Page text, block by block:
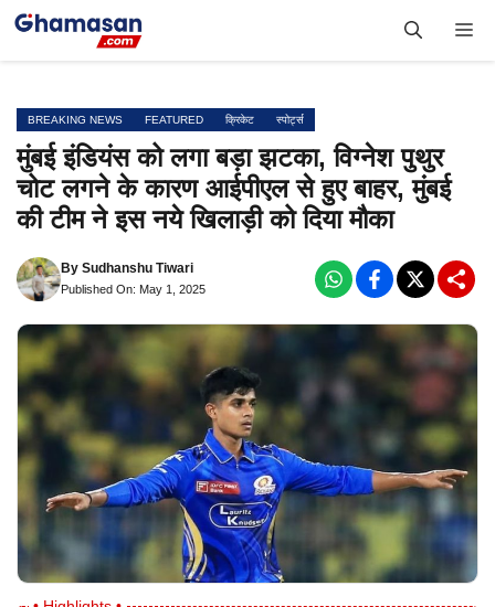
Skip
BREAKING NEWS FEATURED क्रिकेट स्पोर्ट्स
मुंबई इंडियंस को लगा बड़ा झटका, विग्नेश पुथुर
चोट लगने के कारण आईपीएल से हुए बाहर, मुंबई
की टीम ने इस नये खिलाड़ी को दिया मौका
By Sudhanshu Tiwari
Published On: May 1, 2025